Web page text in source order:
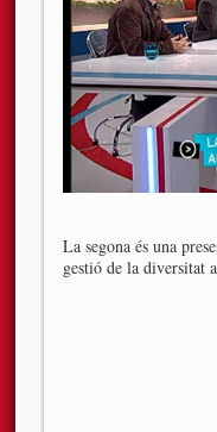
La segona és una
gestió de la diversitat